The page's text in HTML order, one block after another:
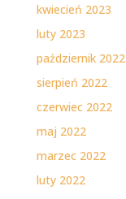
kwiecień 2023
luty 2023
październik 2022
sierpień 2022
czerwiec 2022
maj 2022
marzec 2022
luty 2022